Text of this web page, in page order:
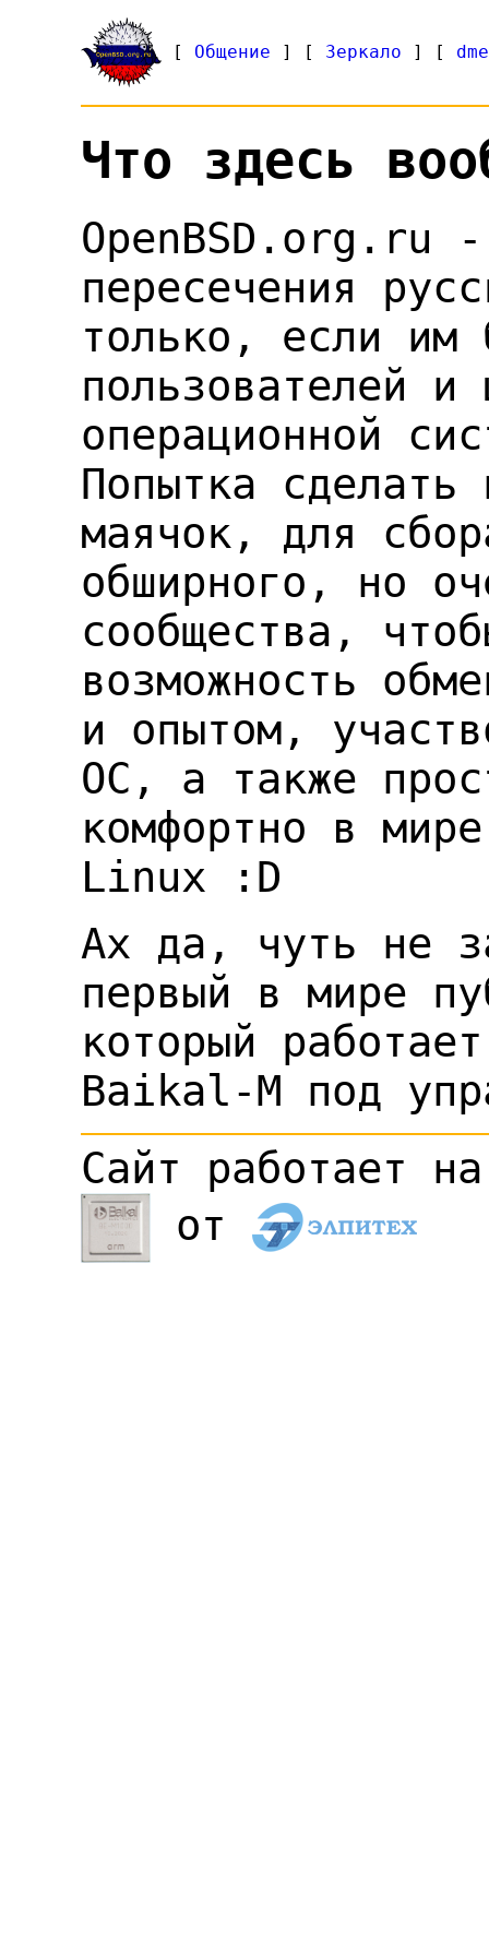
Общение Зеркало
Что здесь
OpenBSD.org.ru
пересечения
только, если им
пользователей и
операционной
Попытка сделать
маячок, для
обширного, но
сообщества,
возможность
и опытом,
ОС, а также
комфортно в
Linux :D
Ах да, чуть не
первый в мире
который
Baikal-M под
Сайт работает
от